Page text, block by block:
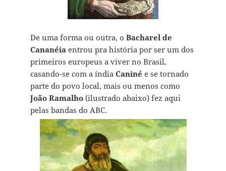
De uma forma ou outra, o Bacharel de
Cananéiaentrou pra história por ser um dos
primeiros europeus a viver no Brasil,
casando-se com a índia Caniné e se tornado
parte do povo local, mais ou menos como
João Ramalho(ilustrado abaixo) fez aqui
pelas bandas do ABC.